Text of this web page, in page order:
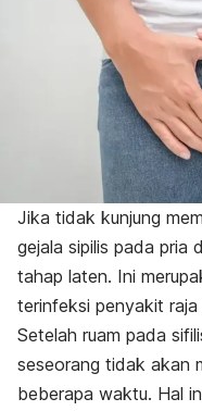
Jika tidak kunjung
gejala sipilis pada pria
tahap laten. Ini
terinfeksi penyakit raja
Setelah ruam pada
seseorang tidak akan
beberapa waktu. Hal